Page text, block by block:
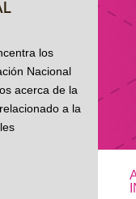
los
Nacional
acerca de la
a la